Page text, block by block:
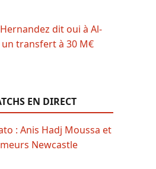
dit oui à Al-
un transfert à 30 M€
EN DIRECT
: Anis Hadj Moussa et
Newcastle